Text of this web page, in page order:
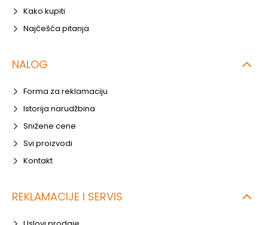
Kako kupiti
Najčešća pitanja
NALOG
Forma za reklamaciju
Istorija narudžbina
Snižene cene
Svi proizvodi
Kontakt
REKLAMACIJE I SERVIS